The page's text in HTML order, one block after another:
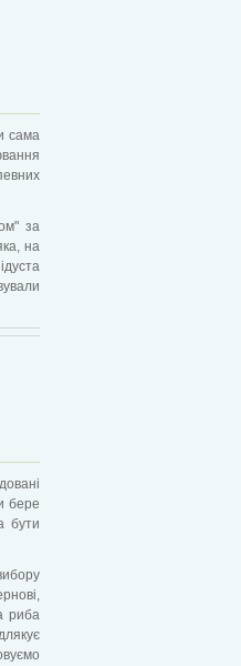
сама
за
на
бере
бути
риба